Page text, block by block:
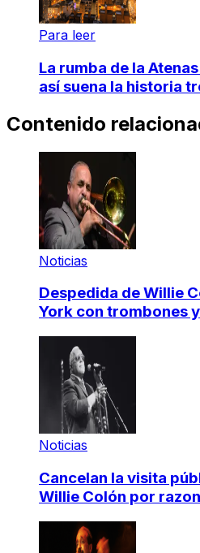
Para leer
La rumba de la
así suena la historia
Contenido
Noticias
Despedida de Willie
York con trombones
Noticias
Cancelan la visita
Willie Colón por